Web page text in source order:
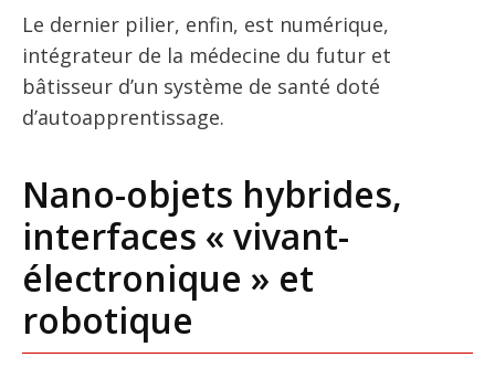
Le dernier pilier, enfin, est numérique,
intégrateur de la médecine du futur et
bâtisseur d’un système de santé doté
d’autoapprentissage.
Nano-objets hybrides,
interfaces « vivant-
électronique » et
robotique